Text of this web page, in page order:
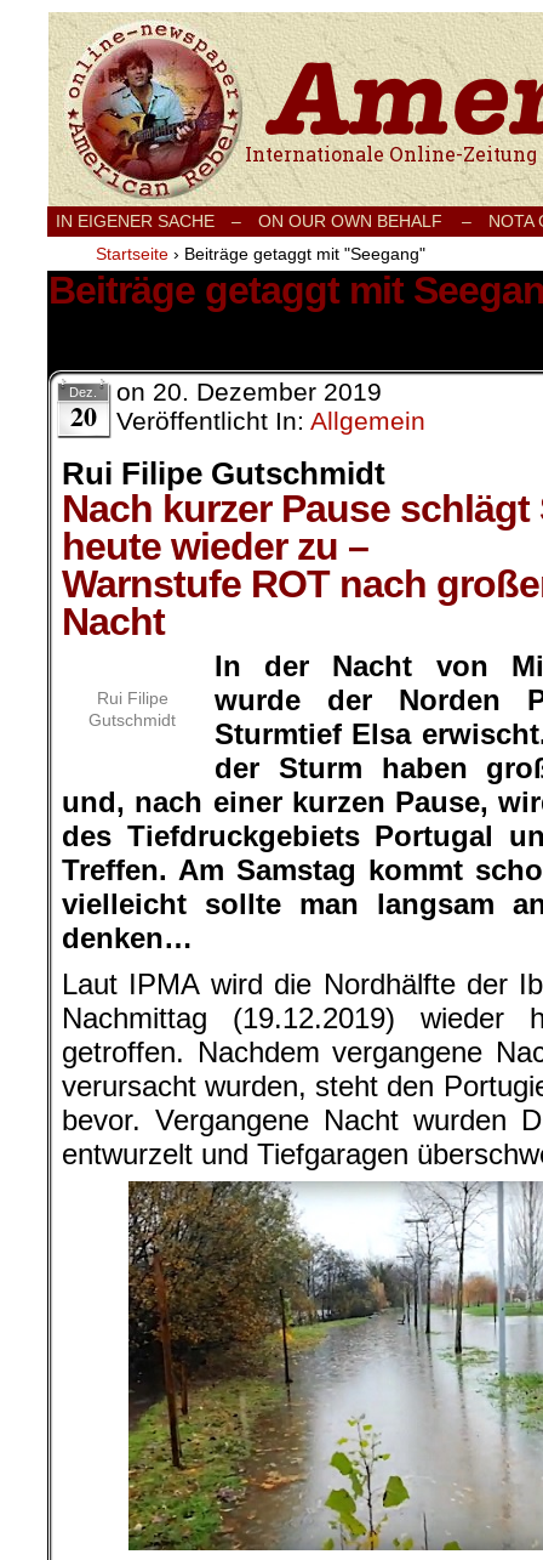
Internationale Onlinezeitung für Frieden,
IN EIGENER SACHE – ON OUR OWN BEHALF –
NOTA
Startseite › Beiträge getaggt mit "Seegang"
Beiträge getaggt mit
Dez.
20
on 20. Dezember 2019
Veröffentlicht In: Allgemein
Rui Filipe Gutschmidt
Nach kurzer Pause
heute wieder zu –
Warnstufe ROT nach
Nacht
Rui Filipe
Gutschmidt
In der Nacht von
wurde der Norden
Sturmtief Elsa
der Sturm haben
und, nach einer kurzen Pause,
des Tiefdruckgebiets Portugal
Treffen. Am Samstag kommt
vielleicht sollte man langsam
denken…
Laut IPMA wird die Nordhälfte der
Nachmittag (19.12.2019)
getroffen. Nachdem vergangene
verursacht wurden, steht den
bevor. Vergangene Nacht wurden
entwurzelt und Tiefgaragen